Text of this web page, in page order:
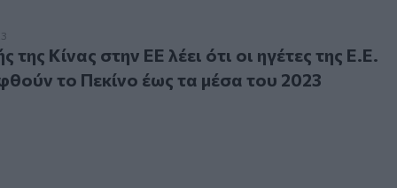
Κίνας στην ΕΕ λέει ότι οι ηγέτες της Ε.Ε. ίσως
της Κίνας στην ΕΕ λέει ότι οι ηγέτες της Ε.Ε.
το Πεκίνο έως τα μέσα του 2023